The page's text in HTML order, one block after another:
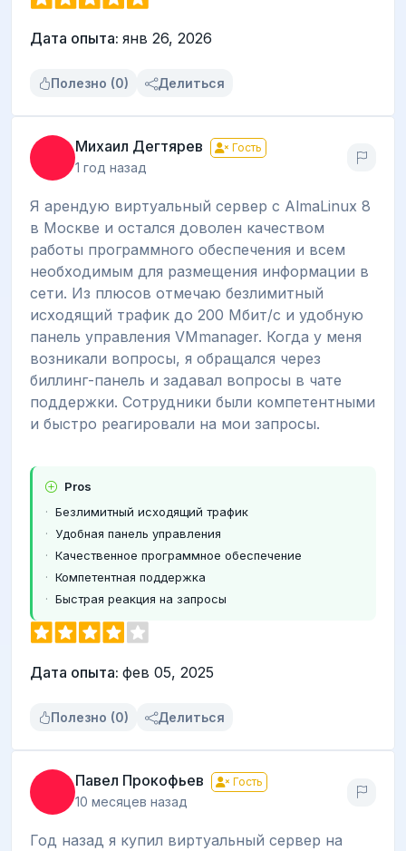
Дата опыта: янв 26, 2026
Полезно (0) Делиться
Михаил Дегтярев Гость
1 год назад
Я арендую виртуальный сервер с AlmaLinux 8
в Москве и остался доволен качеством
работы программного обеспечения и всем
необходимым для размещения информации в
сети. Из плюсов отмечаю безлимитный
исходящий трафик до 200 Мбит/c и удобную
панель управления VMmanager. Когда у меня
возникали вопросы, я обращался через
биллинг-панель и задавал вопросы в чате
поддержки. Сотрудники были компетентными
и быстро реагировали на мои запросы.
Pros
Безлимитный исходящий трафик
Удобная панель управления
Качественное программное обеспечение
Компетентная поддержка
Быстрая реакция на запросы
Дата опыта: фев 05, 2025
Полезно (0) Делиться
Павел Прокофьев Гость
10 месяцев назад
Год назад я купил виртуальный сервер на